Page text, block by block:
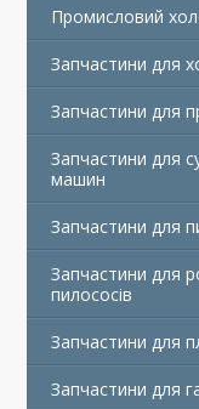
Промисловий
Запчастини для
Запчастини для
Запчастини для
машин
Запчастини для
Запчастини для
пилососів
Запчастини для
Запчастини для